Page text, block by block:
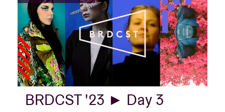
BRDCST '23 ► Day 3